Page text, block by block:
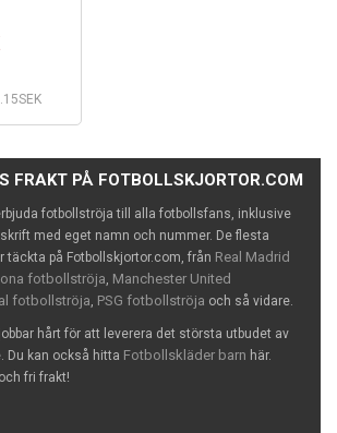
FRAKT PÅ FOTBOLLSKJORTOR.COM
fotbollströja till alla fotbollsfans, inklusive
med eget namn och nummer. De flesta
täckta på Fotbollskjortor.com, från Real Madrid
fotbollströja Manchester United
fotbollströja PSG fotbollströja och så vidare.
hårt för att leverera det största utbudet av
Du kan också hitta Fotbollskläder barn här.
fri frakt!